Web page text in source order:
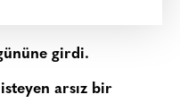
girdi.
arsız bir